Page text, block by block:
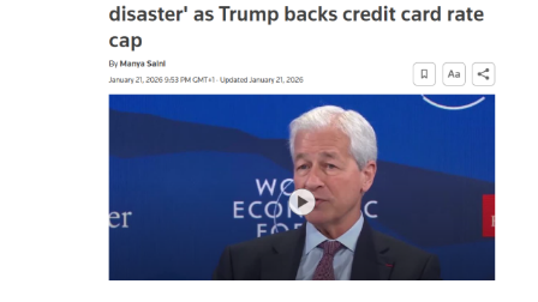
Climate
Markets